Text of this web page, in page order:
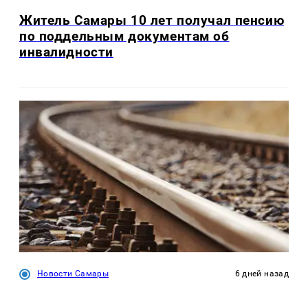
Житель Самары 10 лет получал пенсию
по поддельным документам об
инвалидности
Новости Самары 6 дней назад